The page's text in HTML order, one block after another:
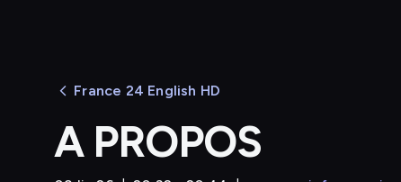
France 24 English HD
A PROPOS